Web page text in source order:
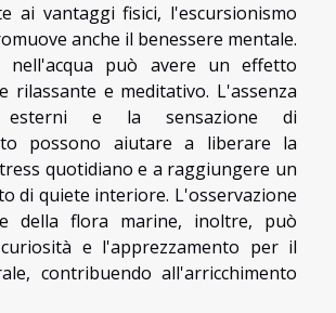
ai vantaggi fisici, l'escursionismo
anche il benessere mentale.
nell'acqua può avere un effetto
rilassante e meditativo. L'assenza
e la sensazione di
possono aiutare a liberare la
quotidiano e a raggiungere un
di quiete interiore. L'osservazione
della flora marine, inoltre, può
e l'apprezzamento per il
contribuendo all'arricchimento